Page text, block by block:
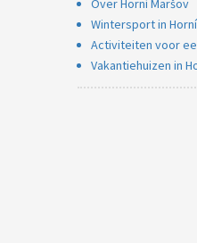
Over Horní Maršov
Wintersport in
Activiteiten voor
Vakantiehuizen in